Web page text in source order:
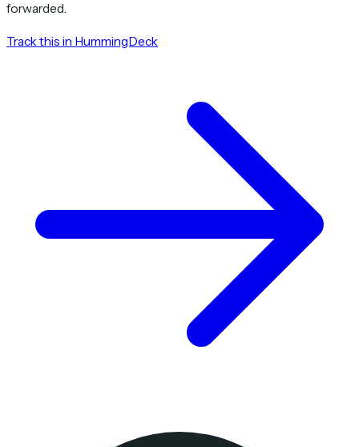
forwarded.
Track this in HummingDeck